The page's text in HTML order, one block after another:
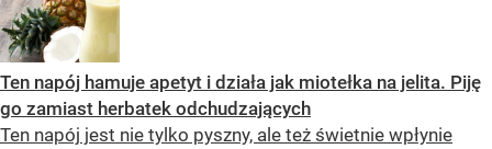
Ten napój hamuje apetyt i działa jak miotełka na jelita. Piję
go zamiast herbatek odchudzających
Ten napój jest nie tylko pyszny, ale też świetnie wpłynie